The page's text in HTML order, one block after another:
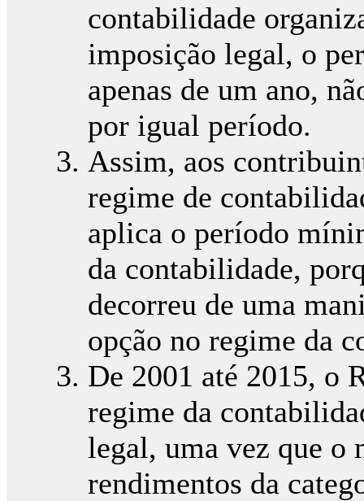
contabilidade
imposição legal, o
apenas de um ano,
por igual período.
Assim, aos
regime de
aplica o período
da contabilidade,
decorreu de uma
opção no regime da
De 2001 até 2015, o
regime da
legal, uma vez que o
rendimentos da